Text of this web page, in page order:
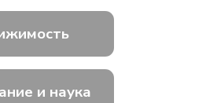
и наука